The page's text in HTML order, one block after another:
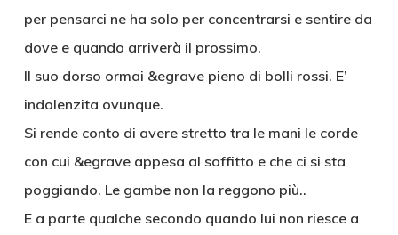
per pensarci ne ha solo per concentrarsi e sentire da
dove e quando arriverà il prossimo.
Il suo dorso ormai &egrave pieno di bolli rossi. E’
indolenzita ovunque.
Si rende conto di avere stretto tra le mani le corde
con cui &egrave appesa al soffitto e che ci si sta
poggiando. Le gambe non la reggono più..
E a parte qualche secondo quando lui non riesce a